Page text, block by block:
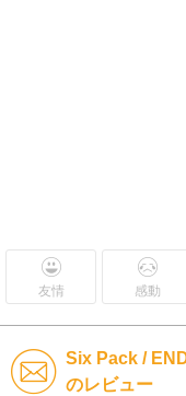
友情 感動
Six Pack /
のレビュー